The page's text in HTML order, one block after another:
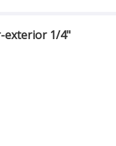
exterior 1/4"